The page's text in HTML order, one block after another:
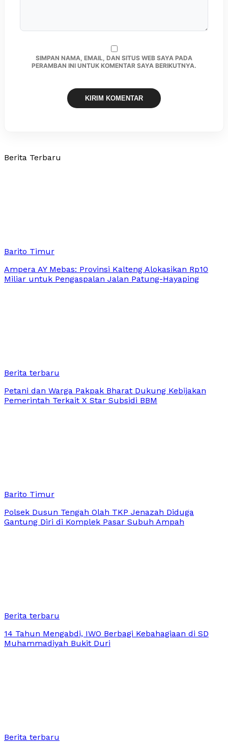
SIMPAN NAMA, EMAIL, DAN SITUS WEB SAYA PADA
PERAMBAN INI UNTUK KOMENTAR SAYA BERIKUTNYA.
Berita Terbaru
Barito Timur
Ampera AY Mebas: Provinsi Kalteng Alokasikan Rp10
Miliar untuk Pengaspalan Jalan Patung-Hayaping
Berita terbaru
Petani dan Warga Pakpak Bharat Dukung Kebijakan
Pemerintah Terkait X Star Subsidi BBM
Barito Timur
Polsek Dusun Tengah Olah TKP Jenazah Diduga
Gantung Diri di Komplek Pasar Subuh Ampah
Berita terbaru
14 Tahun Mengabdi, IWO Berbagi Kebahagiaan di SD
Muhammadiyah Bukit Duri
Berita terbaru